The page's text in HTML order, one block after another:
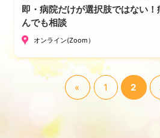
即・病院だけが選択肢ではない
んでも相談
オンライン(Zoom）
« 1 2